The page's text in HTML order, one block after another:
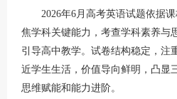
2026年6月高考英语试题依据课
焦学科关键能力，考查学科素养与
引导高中教学。试卷结构稳定，注
近学生生活，价值导向鲜明，凸显
思维赋能和能力进阶。